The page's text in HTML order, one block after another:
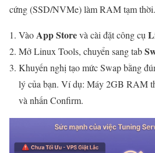
cứng (SSD/NVMe) làm RAM tạm thời.
VàoApp Storevà cài đặt công cụ
Mở Linux Tools, chuyển sang tab
Khuyến nghị tạo mức Swap bằng
lý của bạn. Ví dụ: Máy 2GB RAM
và nhấn Confirm.